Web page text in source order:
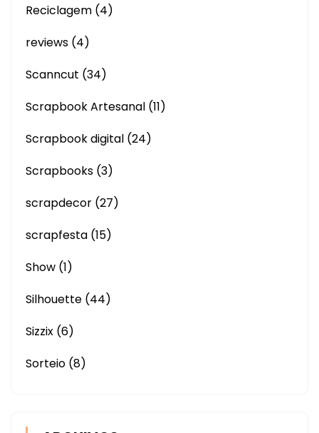
Reciclagem (4)
reviews (4)
Scanncut (34)
Scrapbook Artesanal (11)
Scrapbook digital (24)
Scrapbooks (3)
scrapdecor (27)
scrapfesta (15)
Show (1)
Silhouette (44)
Sizzix (6)
Sorteio (8)